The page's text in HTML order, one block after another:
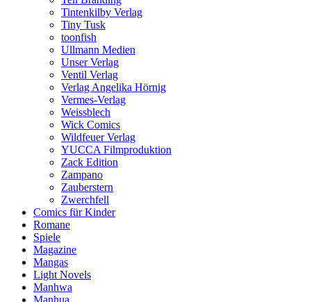
Tintenkilby Verlag
Tiny Tusk
toonfish
Ullmann Medien
Unser Verlag
Ventil Verlag
Verlag Angelika Hörnig
Vermes-Verlag
Weissblech
Wick Comics
Wildfeuer Verlag
YUCCA Filmproduktion
Zack Edition
Zampano
Zauberstern
Zwerchfell
Comics für Kinder
Romane
Spiele
Magazine
Mangas
Light Novels
Manhwa
Manhua